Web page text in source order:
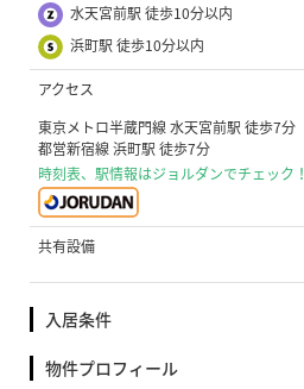
水天宮前駅 徒歩10分以内
浜町駅 徒歩10分以内
アクセス
東京メトロ半蔵門線 水天宮前駅 徒歩7分
都営新宿線 浜町駅 徒歩7分
時刻表、駅情報はジョルダンでチェック！
共有設備
入居条件
物件プロフィール